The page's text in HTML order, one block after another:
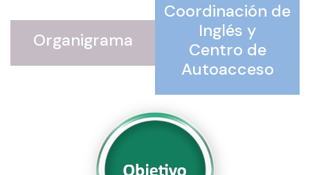
Organigrama
Coordinación de
Inglés y
Centro de
Autoacceso